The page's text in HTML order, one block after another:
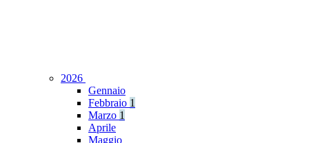
2026
Gennaio
Febbraio 1
Marzo 1
Aprile
Maggio